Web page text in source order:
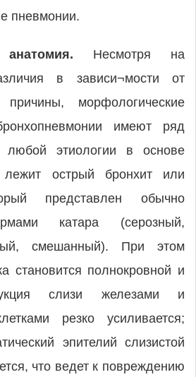
пневмонии.
анатомия. Несмотря на
в зависи¬мости от
морфологические
имеют ряд
этиологии в основе
лежит острый бронхит или
представлен обычно
катара (серозный,
смешанный). При этом
становится полнокровной и
слизи железами и
резко усиливается;
эпителий слизистой
что ведет к повреждению